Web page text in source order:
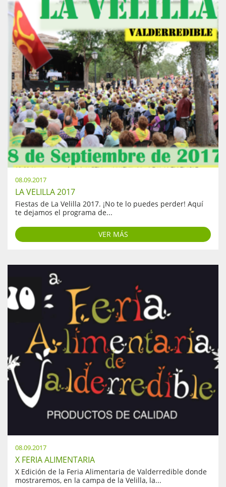
08.09.2017
LA VELILLA 2017
Fiestas de La Velilla 2017. ¡No te lo puedes perder! Aquí
te dejamos el programa de...
VER MÁS
08.09.2017
X FERIA ALIMENTARIA
X Edición de la Feria Alimentaria de Valderredible donde
mostraremos, en la campa de la Velilla, la...